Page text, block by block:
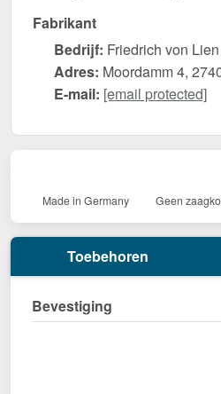
Fabrikant
Bedrijf: Friedrich von
Adres: Moordamm 4,
E-mail: [email protected]
Made in Germany Geen
Toebehoren
Bevestiging